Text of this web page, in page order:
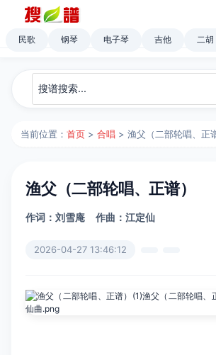
民歌 钢琴 电子琴 吉他 二胡
当前位置：首页 >合唱 > 渔父（二部轮唱、正
渔父（二部轮唱、正谱）
作词：刘雪庵 作曲：江定仙
2026-04-27 13:46:12